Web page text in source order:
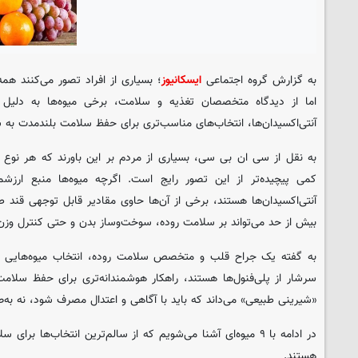
به گزارش گروه اجتماعی ایسکانیوز؛ بسیاری از افراد تصور می‌کنند
اما از دیدگاه متخصصان تغذیه و سلامت، برخی میوه‌ها به دلیل
آنتی‌اکسیدان‌ها، انتخاب‌های مناسب‌تری برای حفظ سلامت بلندمدت به
به نقل از سی ان بی سی، بسیاری از مردم بر این باورند که هر نوع
کمی پیچیده‌تر از این تصور رایج است. اگرچه میوه‌ها منبع
آنتی‌اکسیدان‌ها هستند، برخی از آن‌ها حاوی مقادیر قابل توجهی
بیش از حد می‌تواند بر سلامت روده، سوخت‌وساز بدن و حتی کنترل وزن
به گفته یک جراح قلب و متخصص سلامت روده، انتخاب میوه‌هایی
سرشار از پلی‌فنول‌ها هستند، راهکار هوشمندانه‌تری برای حفظ
«شیرینی طبیعی» می‌داند که باید با آگاهی و اعتدال مصرف شود، نه
در ادامه با ۹ میوه‌ای آشنا می‌شویم که از سالم‌ترین